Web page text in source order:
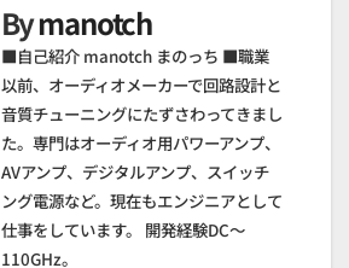
Bymanotch
■自己紹介 manotch まのっち ■職業
以前、オーディオメーカーで回路設計と
音質チューニングにたずさわってきまし
た。専門はオーディオ用パワーアンプ、
AVアンプ、デジタルアンプ、スイッチ
ング電源など。現在もエンジニアとして
仕事をしています。 開発経験DC～
110GHz。